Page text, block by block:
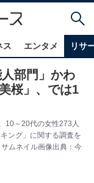
ス エンタメ リサ
部門」かわ
桜」、では1
10～20代の女性273人
ング」に関する調査を
ムネイル画像出典：今